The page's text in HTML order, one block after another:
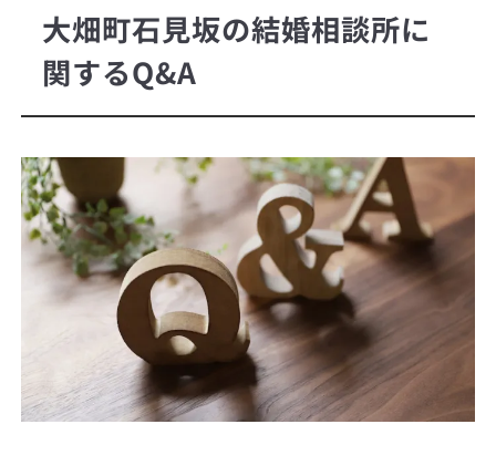
大畑町石見坂の結婚相談所に
関するQ&A